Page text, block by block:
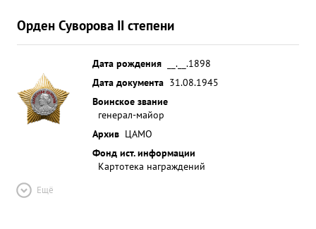
Орден Суворова II степени
Дата рождения
__.__.1898
Дата документа 31.08.1945
Воинское звание
генерал-майор
Архив ЦАМО
Фонд ист. информации
Картотека награждений
Ещё